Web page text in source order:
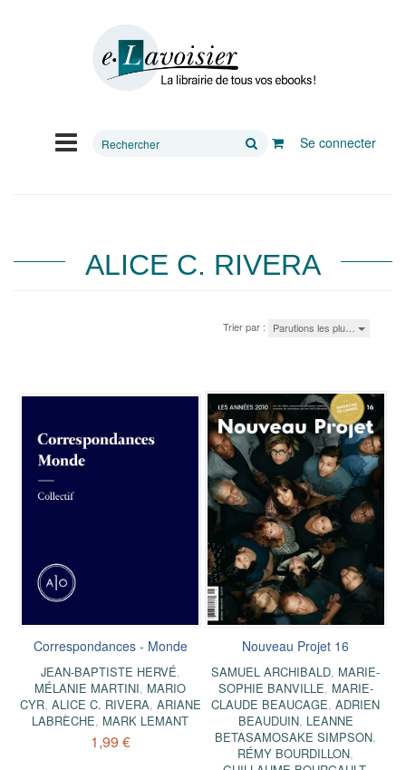
Rechercher
Se connecter
ALICE C. RIVERA
Trier par : Parutions les plu…
Correspondances - Monde
JEAN-BAPTISTE HERVÉ,
MÉLANIE MARTINI, MARIO
CYR, ALICE C. RIVERA, ARIANE
LABRÈCHE, MARK LEMANT
1,99 €
Nouveau Projet 16
SAMUEL ARCHIBALD, MARIE-
SOPHIE BANVILLE, MARIE-
CLAUDE BEAUCAGE,ADRIEN
BEAUDUIN, LEANNE
BETASAMOSAKE SIMPSON,
RÉMY BOURDILLON,